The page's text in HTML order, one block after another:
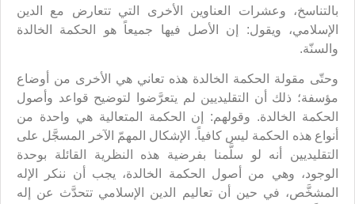
بالتناسخ، وعشرات العناوين الأخرى التي تتعارض مع الدين
الإسلامي، ويقول: إن الأصل فيها جميعاً هو الحكمة الخالدة
والسنّة.
وحتّى مقولة الحكمة الخالدة هذه تعاني هي الأخرى من أوضاع
مؤسفة؛ ذلك أن التقليديين لم يتعرَّضوا لتوضيح قواعد وأصول
الحكمة الخالدة. وقولهم: إن الحكمة المتعالية هي واحدة من
أنواع هذه الحكمة ليس كافياً. الإشكال المهمّ الآخر المسجَّل على
التقليديين أنه لو سلَّمنا بفرضية هذه النظرية القائلة بوحدة
الوجود، وهي من أصول الحكمة الخالدة، يجب أن ننكر الإله
المشخَّص، في حين أن تعاليم الدين الإسلامي تتحدَّث عن إله